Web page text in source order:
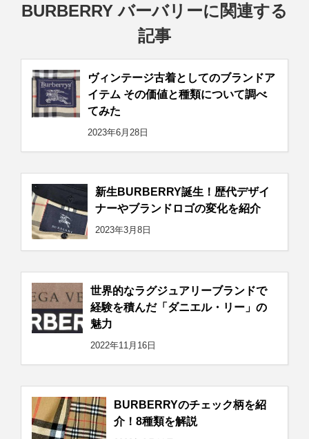
BURBERRY バーバリーに関連する
記事
ヴィンテージ古着としてのブランドア
イテム その価値と種類について調べ
てみた
2023年6月28日
新生BURBERRY誕生！歴代デザイ
ナーやブランドロゴの変化を紹介
2023年3月8日
世界的なラグジュアリーブランドで
経験を積んだ「ダニエル・リー」の
魅力
2022年11月16日
BURBERRYのチェック柄を紹
介！8種類を解説